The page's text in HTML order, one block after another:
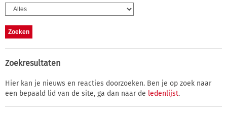
Zoekresultaten
Hier kan je nieuws en reacties doorzoeken. Ben je op zoek naar
een bepaald lid van de site, ga dan naar de ledenlijst.